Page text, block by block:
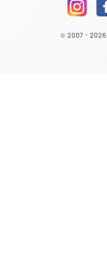
© 2007 - 2026